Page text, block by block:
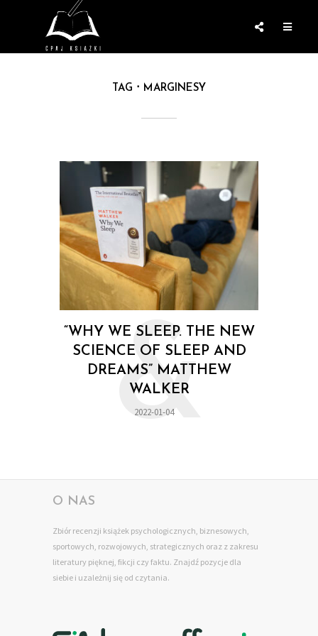
TAG MARGINESY
“WHY WE SLEEP. THE NEW
SCIENCE OF SLEEP AND
DREAMS” MATTHEW
WALKER
2022-01-04
&
O NAS
Zbiór recenzji książek psychologicznych, biznesowych,
sportowych, rozwojowych, strategicznych oraz z zakresu
literatury pięknej, fikcji czy faktu. Znajdź pozycje dla
siebie i uzależnij się od czytania.